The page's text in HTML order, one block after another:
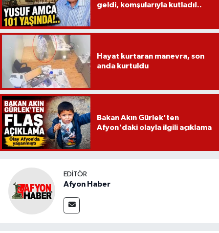
geldi, komşularıyla kutladı!..
Hayat kurtaran manevra, son
anda kurtuldu
Bakan Akın Gürlek'ten
Afyon'daki olayla ilgili açıklama
EDITÖR
Afyon Haber